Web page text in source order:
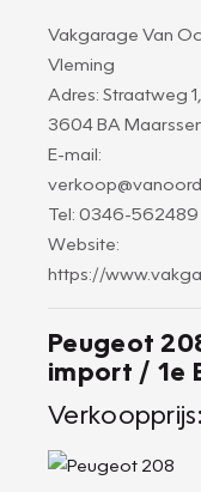
Vakgarage Van
Vleming
Adres: Straatweg 1,
3604 BA
E-mail:
Tel: 0346-562489
Website:
https://
Peugeot
import / 1e
Verkoopprijs: